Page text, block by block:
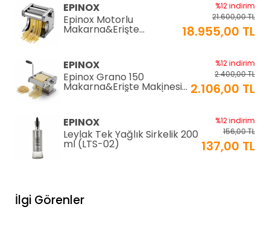
EPINOX
Epinox Motorlu
Makarna&Erişte
Makinesi 2mm+6mm
%12 indirim
21.600,00 TL
18.955,00 TL
EPINOX
Epinox Grano 150
Makarna&Erişte Makinesi
2mm+4mm (GR-150)
%12 indirim
2.400,00 TL
2.106,00 TL
EPINOX
Leylak Tek Yağlık Sirkelik 200
ml (LTS-02)
%12 indirim
156,00 TL
137,00 TL
Lavabo Süzgeci 34 cm
(QLS-34)
İlgi Görenler